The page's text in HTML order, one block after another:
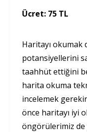
Ücret: 75 TL
Haritayı okumak
potansiyellerini
taahhüt ettiğini
harita okuma
incelemek
önce haritayı iyi
öngörülerimiz de